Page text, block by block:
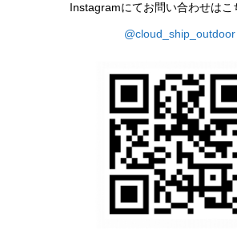
Instagramにてお問い合わせはこ
@cloud_ship_outdoor